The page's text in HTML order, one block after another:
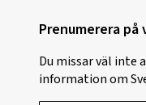
Prenumerera
Du missar väl inte
information om